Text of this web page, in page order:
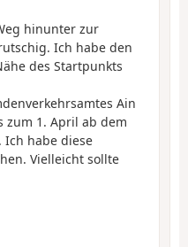
hinunter zur
Ich habe den
des Startpunkts
Ain
zum 1. April ab dem
Ich habe diese
Vielleicht sollte